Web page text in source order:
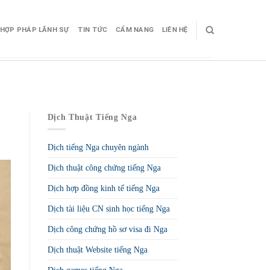
HỢP PHÁP LÃNH SỰ TIN TỨC CẨM NANG LIÊN HỆ
Dịch Thuật Tiếng Nga
Dịch tiếng Nga chuyên ngành
Dịch thuật công chứng tiếng Nga
Dịch hợp đồng kinh tế tiếng Nga
Dịch tài liệu CN sinh học tiếng Nga
Dịch công chứng hồ sơ visa đi Nga
Dịch thuật Website tiếng Nga